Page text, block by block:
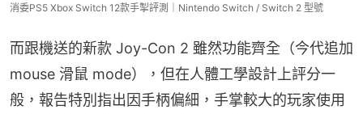
消委PS5 Xbox Switch 12款手掣評測｜Nintendo Switch / Switch 2 型號
而跟機送的新款 Joy-Con 2 雖然功能齊全（今代追加
mouse 滑鼠 mode），但在人體工學設計上評分一
般，報告特別指出因手柄偏細，手掌較大的玩家使用